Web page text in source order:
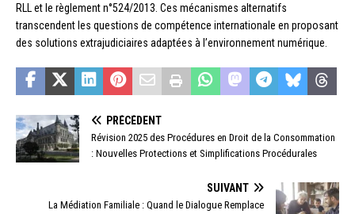
RLL et le règlement n°524/2013. Ces mécanismes alternatifs
transcendent les questions de compétence internationale en proposant
des solutions extrajudiciaires adaptées à l’environnement numérique.
PRÉCÉDENT
Révision 2025 des Procédures en Droit de la Consommation
: Nouvelles Protections et Simplifications Procédurales
SUIVANT
La Médiation Familiale : Quand le Dialogue Remplace